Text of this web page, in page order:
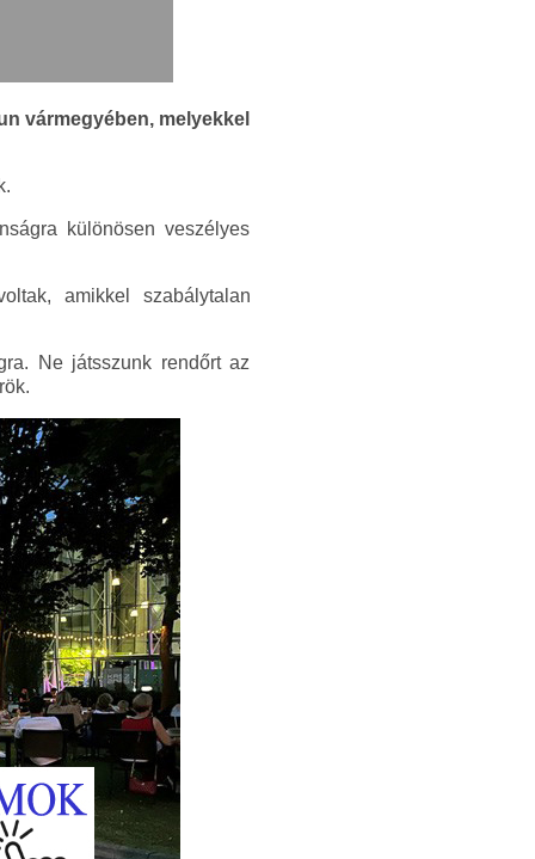
vármegyében, melyekkel
különösen veszélyes
amikkel szabálytalan
Ne játsszunk rendőrt az